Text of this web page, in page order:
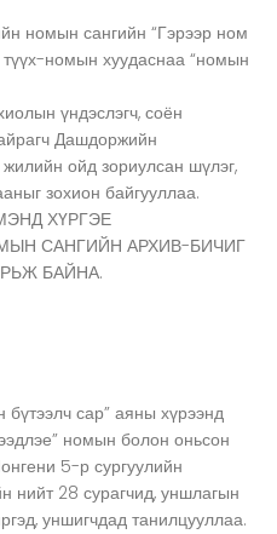
номын сангийн “Гэрээр ном
түүх-номын хуудаснаа “номын
үндэслэгч, соён
Дашдоржийн
ойд зориулсан шүлэг,
зохион байгууллаа.
ХҮРГЭЕ
САНГИЙН АРХИВ-БИЧИГ
БАЙНА.
бүтээлч сар” аяны хүрээнд
номын болон оньсон
5-р сургуулийн
нийт 28 сурагчид, уншлагын
уншигчдад танилцууллаа.